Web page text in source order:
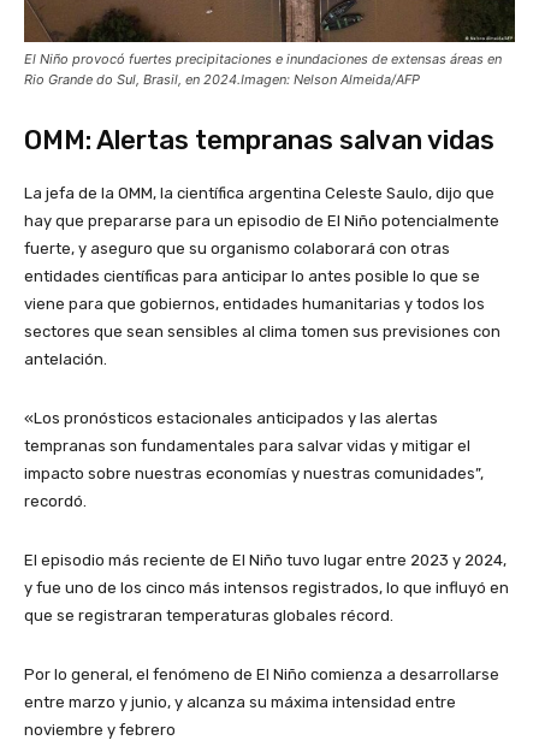
El Niño provocó fuertes precipitaciones e inundaciones de extensas áreas en
Rio Grande do Sul, Brasil, en 2024.Imagen: Nelson Almeida/AFP
OMM: Alertas tempranas salvan vidas
La jefa de la OMM, la científica argentina Celeste Saulo, dijo que
hay que prepararse para un episodio de El Niño potencialmente
fuerte, y aseguro que su organismo colaborará con otras
entidades científicas para anticipar lo antes posible lo que se
viene para que gobiernos, entidades humanitarias y todos los
sectores que sean sensibles al clima tomen sus previsiones con
antelación.
«Los pronósticos estacionales anticipados y las alertas
tempranas son fundamentales para salvar vidas y mitigar el
impacto sobre nuestras economías y nuestras comunidades”,
recordó.
El episodio más reciente de El Niño tuvo lugar entre 2023 y 2024,
y fue uno de los cinco más intensos registrados, lo que influyó en
que se registraran temperaturas globales récord.
Por lo general, el fenómeno de El Niño comienza a desarrollarse
entre marzo y junio, y alcanza su máxima intensidad entre
noviembre y febrero